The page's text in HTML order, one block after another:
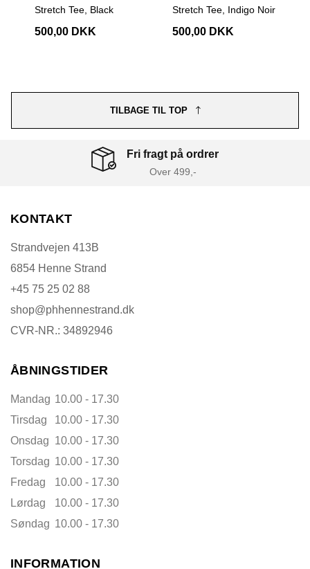
Stretch Tee, Black
500,00 DKK
Stretch Tee, Indigo Noir
500,00 DKK
TILBAGE TIL TOP
Fri fragt på ordrer
Over 499,-
KONTAKT
Strandvejen 413B
6854 Henne Strand
+45 75 25 02 88
shop@phhennestrand.dk
CVR-NR.: 34892946
ÅBNINGSTIDER
Mandag 10.00 - 17.30
Tirsdag
10.00 - 17.30
Onsdag 10.00 - 17.30
Torsdag 10.00 - 17.30
Fredag
10.00 - 17.30
Lørdag
10.00 - 17.30
Søndag 10.00 - 17.30
INFORMATION